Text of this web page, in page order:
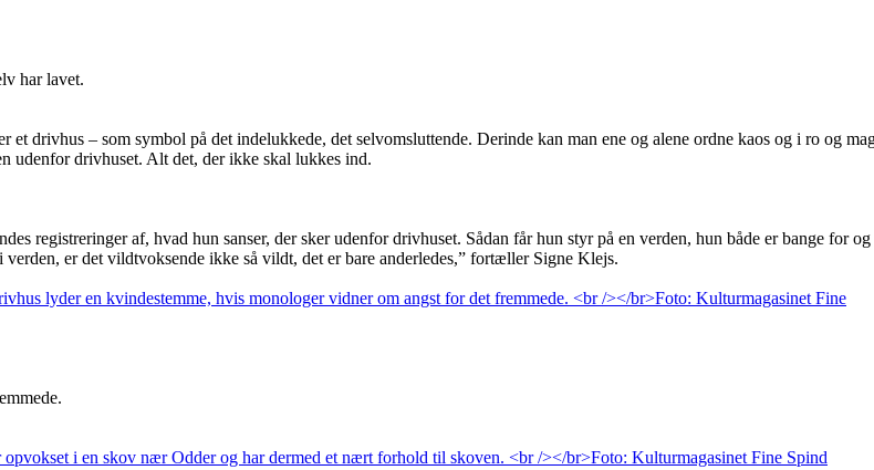
har lavet.
drivhus – som symbol på det indelukkede, det selvomsluttende. Derinde kan man ene og alene ordne kaos og i ro og
udenfor drivhuset. Alt det, der ikke skal lukkes ind.
registreringer af, hvad hun sanser, der sker udenfor drivhuset. Sådan får hun styr på en verden, hun både er bange for og
er det vildtvoksende ikke så vildt, det er bare anderledes,” fortæller Signe Klejs.